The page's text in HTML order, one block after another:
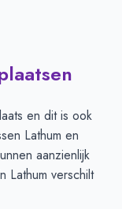
en dit is ook
Lathum en
aanzienlijk
Lathum verschilt